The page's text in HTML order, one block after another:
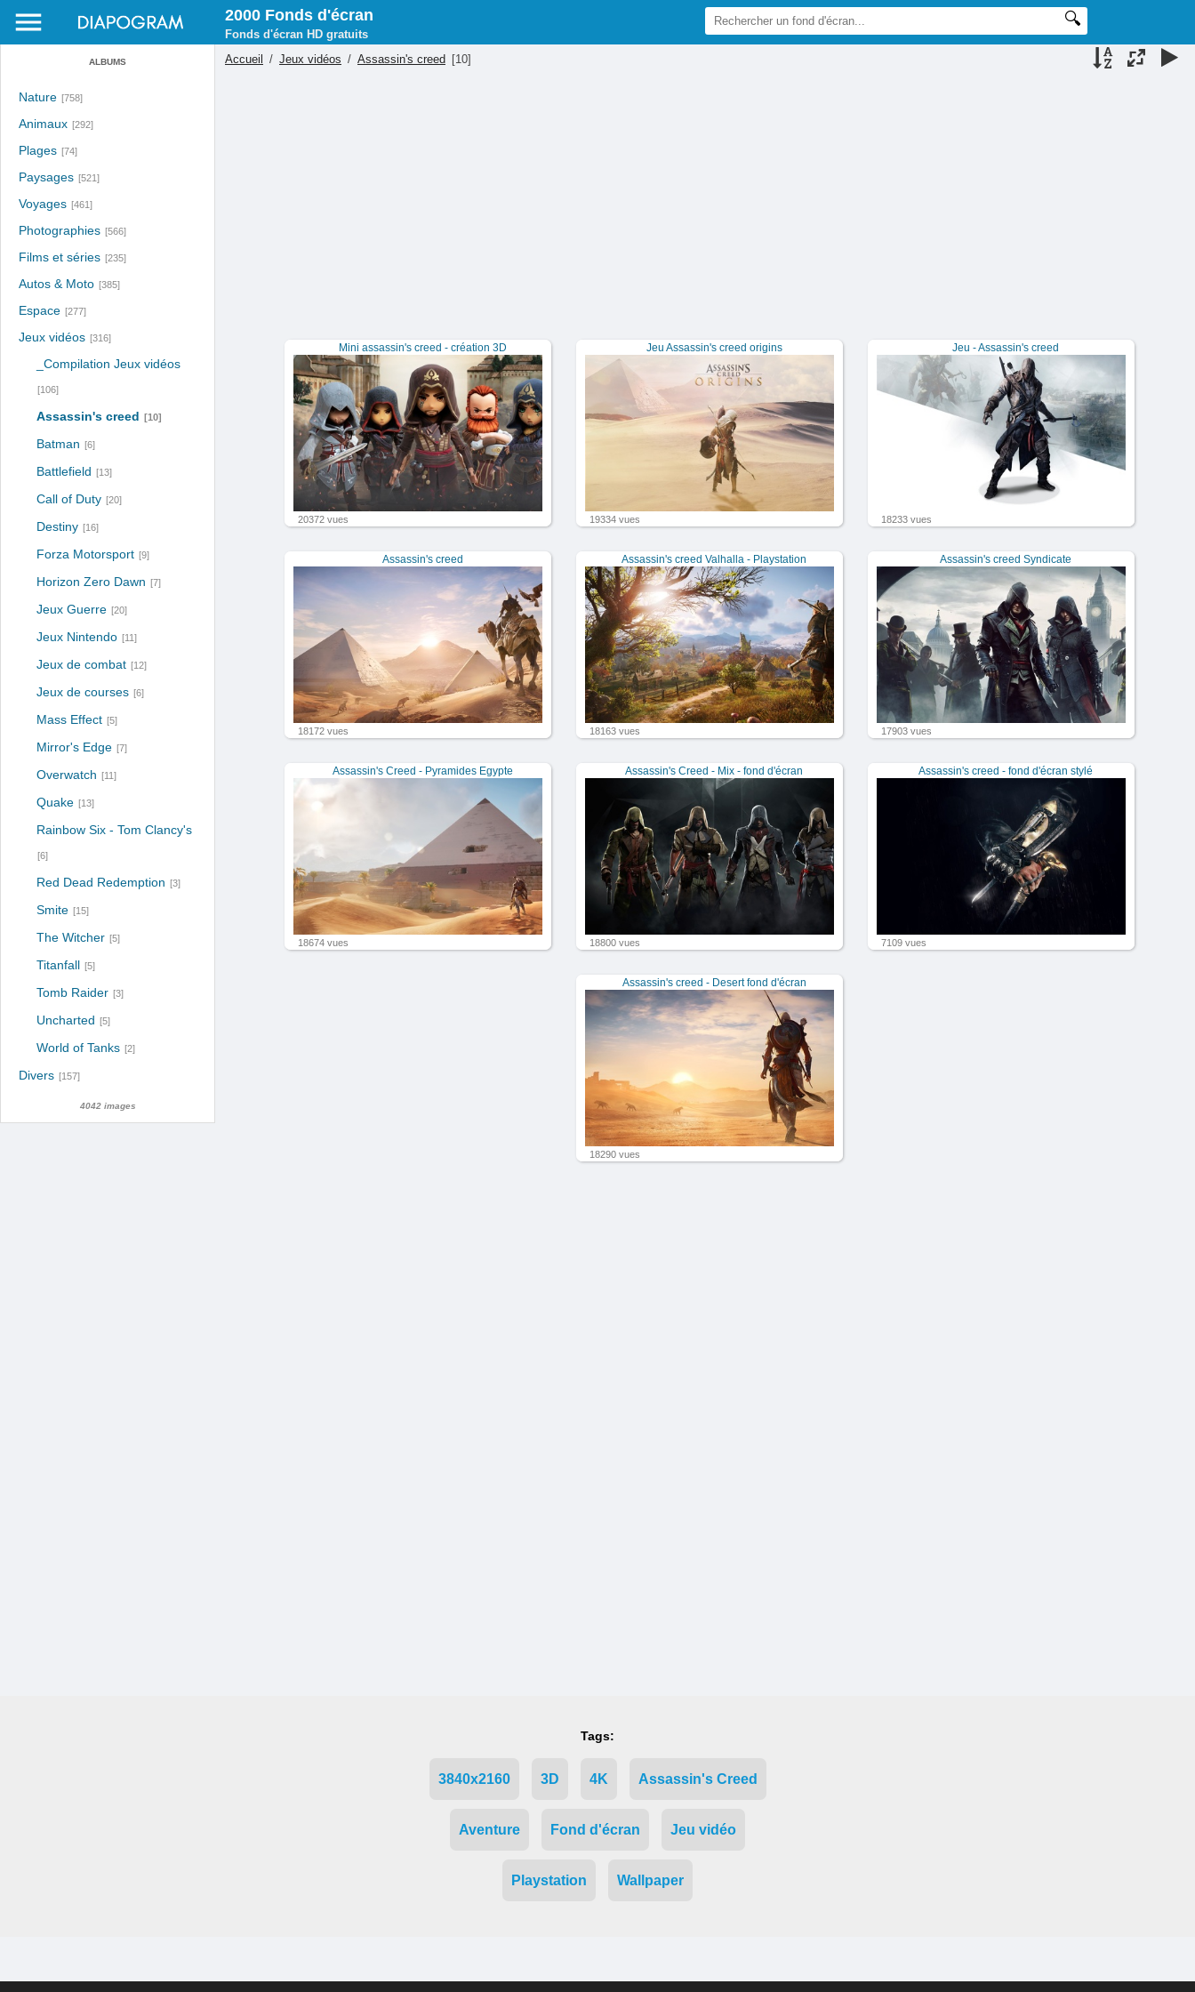
ALBUMS
Nature [758]
Animaux [292]
Plages [74]
Paysages [521]
Voyages [461]
Photographies [566]
Films et séries [235]
Autos & Moto [385]
Espace [277]
Jeux vidéos [316]
_Compilation Jeux vidéos
[106]
Assassin's creed [10]
Batman [6]
Battlefield [13]
Call of Duty [20]
Destiny [16]
Forza Motorsport [9]
Horizon Zero Dawn [7]
Jeux Guerre [20]
Jeux Nintendo [11]
Jeux de combat [12]
Jeux de courses [6]
Mass Effect [5]
Mirror's Edge [7]
Overwatch [11]
Quake [13]
Rainbow Six - Tom Clancy's
[6]
Red Dead Redemption [3]
Smite [15]
The Witcher [5]
Titanfall [5]
Tomb Raider [3]
Uncharted [5]
World of Tanks [2]
Divers [157]
4042 images
2000 Fonds d'écran
Fonds d'écran HD gratuits
Accueil
/ Jeux vidéos / Assassin's creed [10]
Mini assassin's creed - création 3D
20372 vues
Jeu Assassin's creed origins
19334 vues
Jeu - Assassin's creed
18233 vues
Assassin's creed
18172 vues
Assassin's creed Valhalla - Playstation
18163 vues
Assassin's creed Syndicate
17903 vues
Assassin's Creed - Pyramides Egypte
18674 vues
Assassin's Creed - Mix - fond d'écran
18800 vues
Assassin's creed - fond d'écran stylé
7109 vues
Assassin's creed - Desert fond d'écran
18290 vues
Tags:
3840x2160 3D 4K Assassin's Creed
Aventure Fond d'écran Jeu vidéo
Playstation Wallpaper